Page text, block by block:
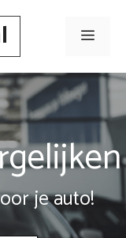
Menu
je auto!